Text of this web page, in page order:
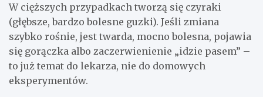
W cięższych przypadkach tworzą się czyraki
(głębsze, bardzo bolesne guzki). Jeśli zmiana
szybko rośnie, jest twarda, mocno bolesna, pojawia
się gorączka albo zaczerwienienie „idzie pasem” –
to już temat do lekarza, nie do domowych
eksperymentów.